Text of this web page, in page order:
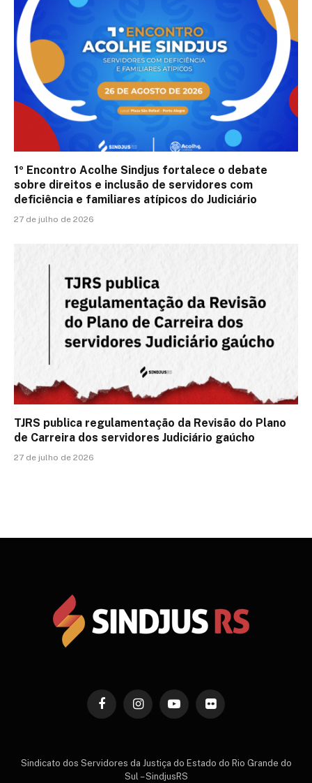
1º Encontro Acolhe Sindjus fortalece o debate
sobre direitos e inclusão de servidores com
deficiência e familiares atípicos do Judiciário
27 de julho de 2026
TJRS publica regulamentação da Revisão do Plano
de Carreira dos servidores Judiciário gaúcho
27 de julho de 2026
FacebookInstagramYouTubeFlickr
Sindicato dos Servidores da Justiça do Estado do Rio Grande do
Sul – SindjusRS